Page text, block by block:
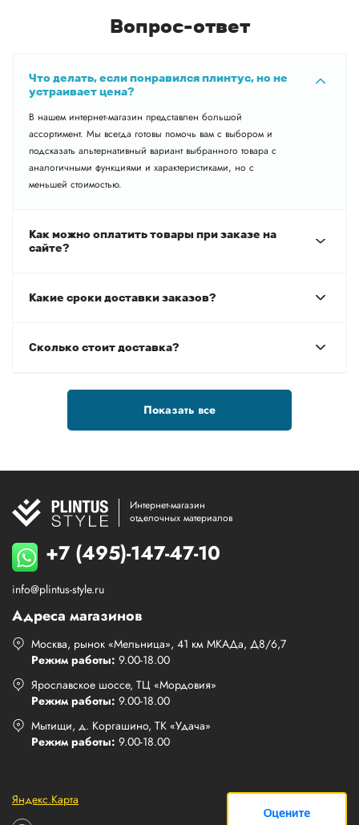
Вопрос-ответ
Что делать, если понравился плинтус, но не
устраивает цена?
В нашем интернет-магазин представлен большой
ассортимент. Мы всегда готовы помочь вам с выбором и
подсказать альтернативный вариант выбранного товара с
аналогичными функциями и характеристиками, но с
меньшей стоимостью.
Как можно оплатить товары при заказе на
сайте?
Какие сроки доставки заказов?
Сколько стоит доставка?
Показать все
Интернет-магазин
отделочных материалов
+7 (495)-147-47-10
info@plintus-style.ru
Адреса магазинов
Москва, рынок «Мельница», 41 км МКАДа, Д8/6,7
Режим работы: 9.00-18.00
Ярославское шоссе, ТЦ «Мордовия»
Режим работы: 9.00-18.00
Мытищи, д. Коргашино, ТК «Удача»
Режим работы: 9.00-18.00
Яндекс.Карта